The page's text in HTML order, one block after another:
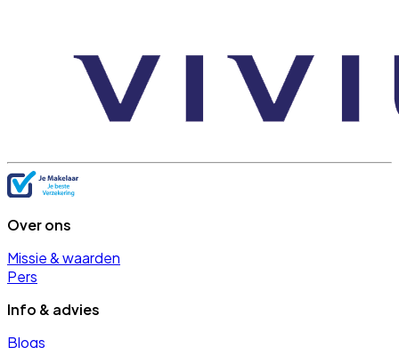
Over ons
Missie & waarden
Pers
Info & advies
Blogs